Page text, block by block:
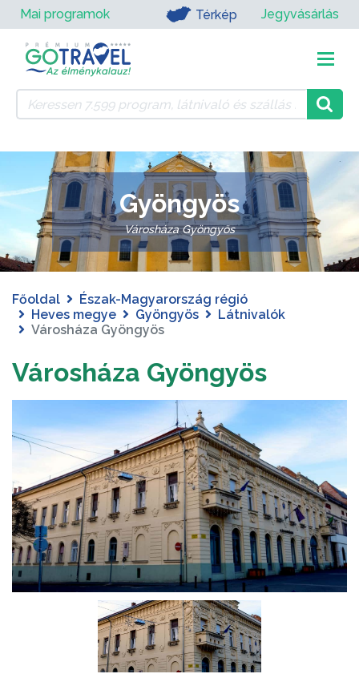
Mai programok Térkép Jegyvásárlás
Gyöngyös
Városháza Gyöngyös
Főoldal
Észak-Magyarország régió
Heves megye
Gyöngyös
Látnivalók
Városháza Gyöngyös
Városháza Gyöngyös